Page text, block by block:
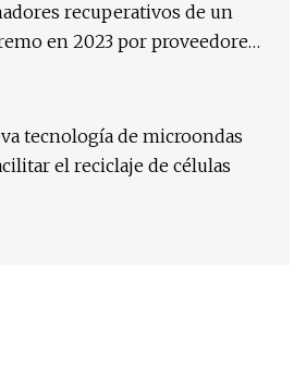
recuperativos de un
en 2023 por proveedores
tecnología de microondas
el reciclaje de células